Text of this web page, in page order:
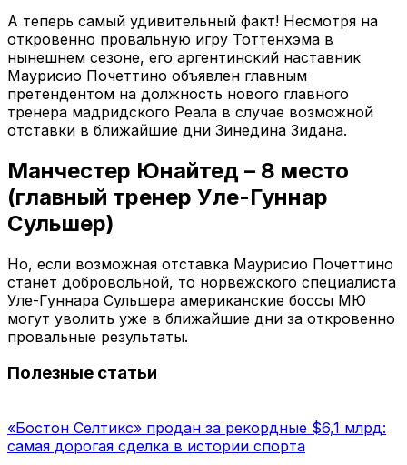
А теперь самый удивительный факт! Несмотря на
откровенно провальную игру Тоттенхэма в
нынешнем сезоне, его аргентинский наставник
Маурисио Почеттино объявлен главным
претендентом на должность нового главного
тренера мадридского Реала в случае возможной
отставки в ближайшие дни Зинедина Зидана.
Манчестер Юнайтед – 8 место
(главный тренер Уле-Гуннар
Сульшер)
Но, если возможная отставка Маурисио Почеттино
станет добровольной, то норвежского специалиста
Уле-Гуннара Сульшера американские боссы МЮ
могут уволить уже в ближайшие дни за откровенно
провальные результаты.
Полезные статьи
«Бостон Селтикс» продан за рекордные $6,1 млрд:
самая дорогая сделка в истории спорта